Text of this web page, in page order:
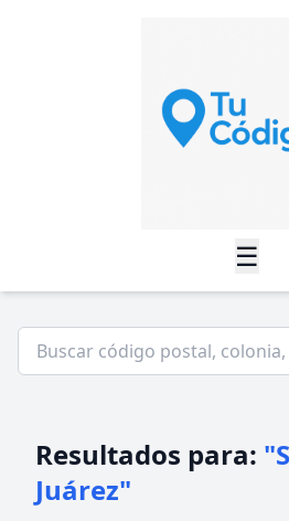
☰
Resultados para:
Juárez"